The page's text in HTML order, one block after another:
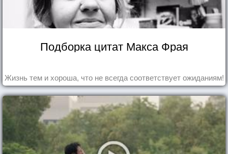
Подборка цитат Макса Фрая
Жизнь тем и хороша, что не всегда соответствует ожиданиям!